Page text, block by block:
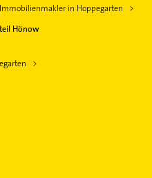
Immobilienmakler in Hoppegarten
Hönow